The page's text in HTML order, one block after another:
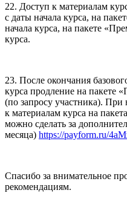
22. Доступ к материалам
с даты начала курса, на
начала курса, на пакете
курса.
23. После окончания
курса продление на пакете
(по запросу участника). При
к материалам курса на
можно сделать за
месяца) https://payform.ru/
Спасибо за внимательное
рекомендациям.